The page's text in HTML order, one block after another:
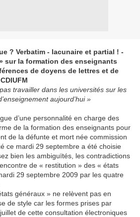
? Verbatim - lacunaire et partial ! -
sur la formation des enseignants
de doyens de lettres et de
travailler dans les universités sur les
aujourd’hui »
d’une personnalité en charge des
de la formation des enseignants pour
de la défunte et mort née commission
ce mardi 29 septembre a été choisie
bien les ambiguïtés, les contradictions
de « restitution » des « états
29 septembre 2009 par les quatre
généraux » ne relèvent pas en
de style car les formes prises par
de cette consultation électroniques